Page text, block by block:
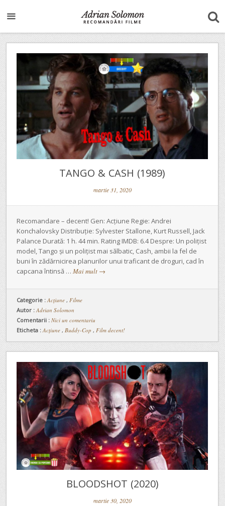
TANGO & CASH (1989)
martie 31, 2020
Recomandare – decent! Gen: Acțiune Regie: Andrei
Konchalovsky Distribuție: Sylvester Stallone, Kurt Russell, Jack
Palance Durată: 1 h. 44 min. Rating IMDB: 6.4 Despre: Un polițist
model, Tango și un polițist mai sălbatic, Cash, ambii la fel de
buni în zădărnicirea planurilor unui traficant de droguri, cad în
capcana întinsă … Mai mult →
Categorie : Acţiune , Filme
Autor : Adrian Solomon
Comentarii : Nici un comentariu
Eticheta : Acțiune , Buddy-Cop , Film decent!
BLOODSHOT (2020)
martie 30, 2020